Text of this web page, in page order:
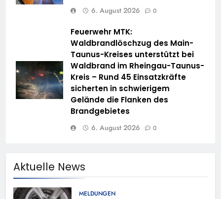
6. August 2026 0
Feuerwehr MTK:
Waldbrandlöschzug des Main-
Taunus-Kreises unterstützt bei
Waldbrand im Rheingau-Taunus-
Kreis – Rund 45 Einsatzkräfte
sicherten in schwierigem
Gelände die Flanken des
Brandgebietes
6. August 2026 0
Aktuelle News
MELDUNGEN